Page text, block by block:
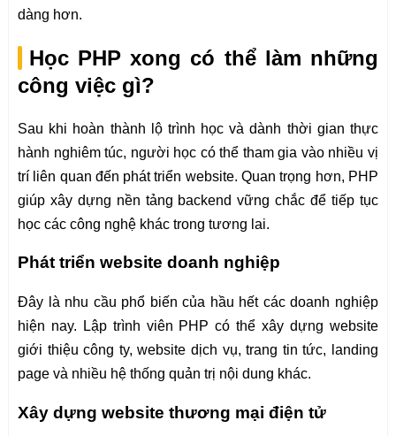
dàng hơn.
Học PHP xong có thể làm những
công việc gì?
Sau khi hoàn thành lộ trình học và dành thời gian thực
hành nghiêm túc, người học có thể tham gia vào nhiều vị
trí liên quan đến phát triển website. Quan trọng hơn, PHP
giúp xây dựng nền tảng backend vững chắc để tiếp tục
học các công nghệ khác trong tương lai.
Phát triển website doanh nghiệp
Đây là nhu cầu phổ biến của hầu hết các doanh nghiệp
hiện nay. Lập trình viên PHP có thể xây dựng website
giới thiệu công ty, website dịch vụ, trang tin tức, landing
page và nhiều hệ thống quản trị nội dung khác.
Xây dựng website thương mại điện tử